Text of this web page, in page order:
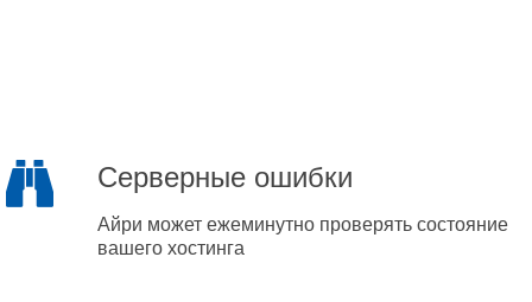
Серверные ошибки
Айри может ежеминутно проверять состояние
вашего хостинга